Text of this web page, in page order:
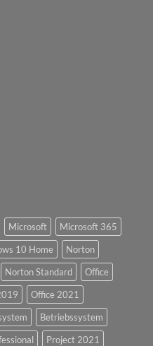
Microsoft
Microsoft 365
10 Home
Norton
Norton Standard
Office
Office 2021
Betriebssystem
Project 2021